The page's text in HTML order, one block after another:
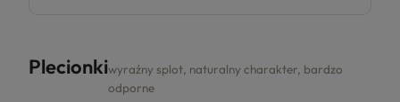
Plecionkiwyraźny splot, naturalny charakter, bardzo
odporne